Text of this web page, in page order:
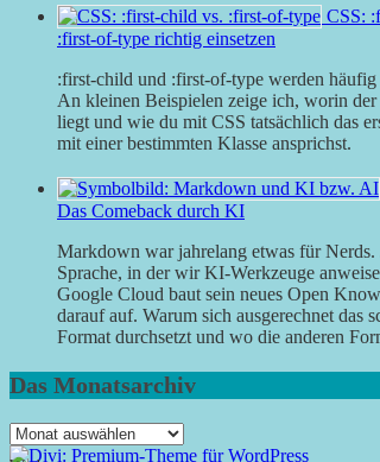
CSS:
:first-of-type richtig einsetzen
:first-child und :first-of-type werden häufig
An kleinen Beispielen zeige ich, worin der
liegt und wie du mit CSS tatsächlich das
mit einer bestimmten Klasse ansprichst.
Das Comeback durch KI
Markdown war jahrelang etwas für Nerds.
Sprache, in der wir KI-Werkzeuge
Google Cloud baut sein neues Open
darauf auf. Warum sich ausgerechnet das
Format durchsetzt und wo die anderen
Das Monatsarchiv
Das
Monatsarchiv